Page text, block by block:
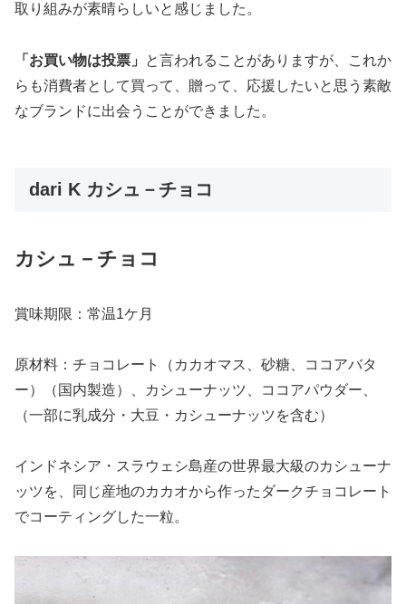
取り組みが素晴らしいと感じました。
「お買い物は投票」
と言われることがありますが、これか
らも消費者として買って、贈って、応援したいと思う素敵
なブランドに出会うことができました。
dari K カシュ－チョコ
カシュ－チョコ
賞味期限：常温1ケ月
原材料：チョコレート（カカオマス、砂糖、ココアバタ
ー）（国内製造）、カシューナッツ、ココアパウダー、
（一部に乳成分・大豆・カシューナッツを含む）
インドネシア・スラウェシ島産の世界最大級のカシューナ
ッツを、同じ産地のカカオから作ったダークチョコレート
でコーティングした一粒。